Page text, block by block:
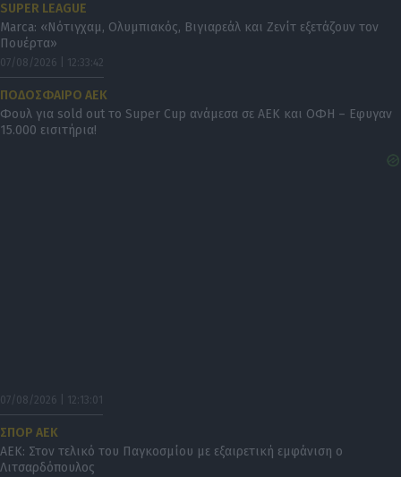
SUPER LEAGUE
Marca: «Νότιγχαμ, Ολυμπιακός, Βιγιαρεάλ και Ζενίτ εξετάζουν τον
Πουέρτα»
07/08/2026 | 12:33:42
ΠΟΔΟΣΦΑΙΡΟ ΑΕΚ
Φουλ για sold out το Super Cup ανάμεσα σε ΑΕΚ και ΟΦΗ – Eφυγαν
15.000 εισιτήρια!
07/08/2026 | 12:13:01
ΣΠΟΡ ΑΕΚ
ΑΕΚ: Στον τελικό του Παγκοσμίου με εξαιρετική εμφάνιση ο
Λιτσαρδόπουλος